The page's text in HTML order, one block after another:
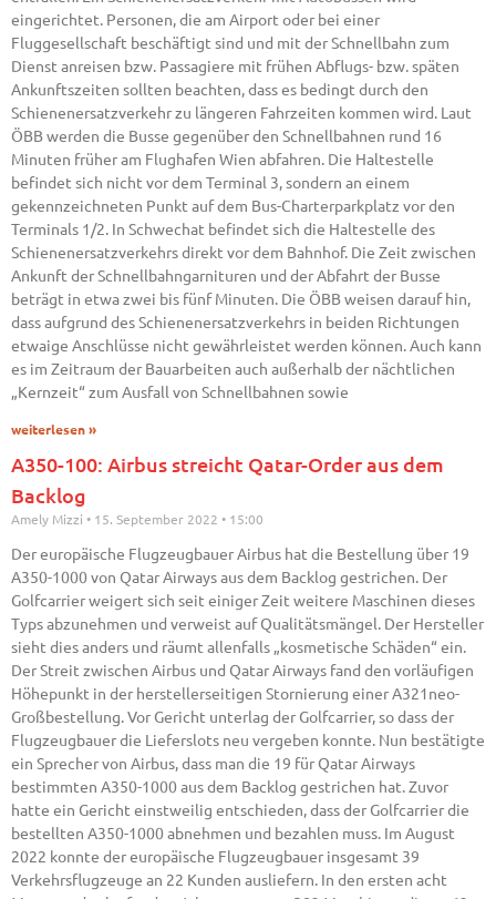
eingerichtet. Personen, die am Airport oder bei einer
Fluggesellschaft beschäftigt sind und mit der Schnellbahn zum
Dienst anreisen bzw. Passagiere mit frühen Abflugs- bzw. späten
Ankunftszeiten sollten beachten, dass es bedingt durch den
Schienenersatzverkehr zu längeren Fahrzeiten kommen wird. Laut
ÖBB werden die Busse gegenüber den Schnellbahnen rund 16
Minuten früher am Flughafen Wien abfahren. Die Haltestelle
befindet sich nicht vor dem Terminal 3, sondern an einem
gekennzeichneten Punkt auf dem Bus-Charterparkplatz vor den
Terminals 1/2. In Schwechat befindet sich die Haltestelle des
Schienenersatzverkehrs direkt vor dem Bahnhof. Die Zeit zwischen
Ankunft der Schnellbahngarnituren und der Abfahrt der Busse
beträgt in etwa zwei bis fünf Minuten. Die ÖBB weisen darauf hin,
dass aufgrund des Schienenersatzverkehrs in beiden Richtungen
etwaige Anschlüsse nicht gewährleistet werden können. Auch kann
es im Zeitraum der Bauarbeiten auch außerhalb der nächtlichen
„Kernzeit“ zum Ausfall von Schnellbahnen sowie
weiterlesen »
A350-100: Airbus streicht Qatar-Order aus dem
Backlog
Amely Mizzi 15. September 2022 15:00
Der europäische Flugzeugbauer Airbus hat die Bestellung über 19
A350-1000 von Qatar Airways aus dem Backlog gestrichen. Der
Golfcarrier weigert sich seit einiger Zeit weitere Maschinen dieses
Typs abzunehmen und verweist auf Qualitätsmängel. Der Hersteller
sieht dies anders und räumt allenfalls „kosmetische Schäden“ ein.
Der Streit zwischen Airbus und Qatar Airways fand den vorläufigen
Höhepunkt in der herstellerseitigen Stornierung einer A321neo-
Großbestellung. Vor Gericht unterlag der Golfcarrier, so dass der
Flugzeugbauer die Lieferslots neu vergeben konnte. Nun bestätigte
ein Sprecher von Airbus, dass man die 19 für Qatar Airways
bestimmten A350-1000 aus dem Backlog gestrichen hat. Zuvor
hatte ein Gericht einstweilig entschieden, dass der Golfcarrier die
bestellten A350-1000 abnehmen und bezahlen muss. Im August
2022 konnte der europäische Flugzeugbauer insgesamt 39
Verkehrsflugzeuge an 22 Kunden ausliefern. In den ersten acht